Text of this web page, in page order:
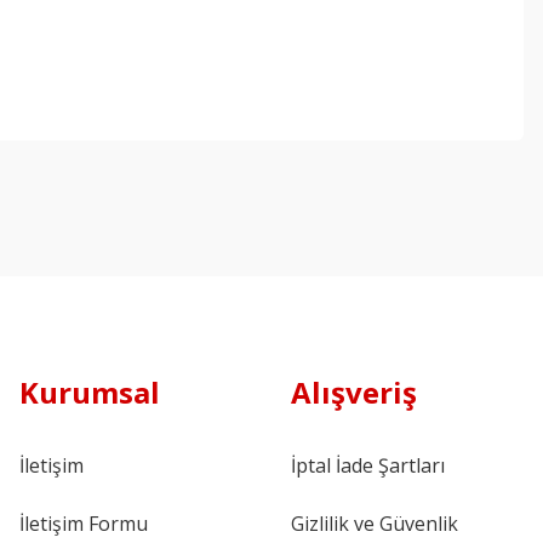
Kurumsal
İletişim
İletişim Formu
Alışveriş
İptal İade Şartları
Gizlilik ve Güvenlik